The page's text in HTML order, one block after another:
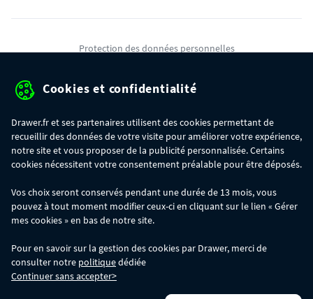
Protection des données personnelles
Gérer mes cookies
commande :
- 30€ sur votre commande dès 300€ d'achat, avec le code BIKINI30
- 50€ sur votre commande dès 500€ d'achat, avec le code BIKINI50
Les codes BIKINI30, BIKINI50 et BIKINI100 ne sont valables que sur
www.drawer.fr; ils ne sont pas cumulables entre eux, ni avec d'autres codes
promotionnels. La remise se calculera automatiquement dans votre panier
lors de la saisie du code adéquat.
Cookies et confidentialité
Drawer.fr et ses partenaires utilisent des cookies permettant de
recueillir des données de votre visite pour améliorer votre expérience,
notre site et vous proposer de la publicité personnalisée. Certains
cookies nécessitent votre consentement préalable pour être déposés.
Vos choix seront conservés pendant une durée de 13 mois, vous
pouvez à tout moment modifier ceux-ci en cliquant sur le lien « Gérer
mes cookies » en bas de notre site.
Pour en savoir sur la gestion des cookies par Drawer, merci de
consulter notre politiquedédiée
Continuer sans accepter>